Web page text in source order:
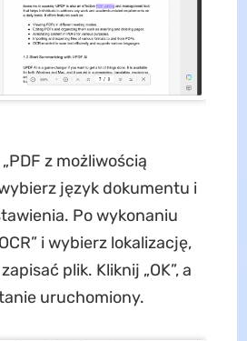
z możliwością
język dokumentu i
Po wykonaniu
i wybierz lokalizację,
plik. Kliknij „OK”, a
uruchomiony.